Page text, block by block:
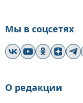
Мы в соцсетях
О редакции